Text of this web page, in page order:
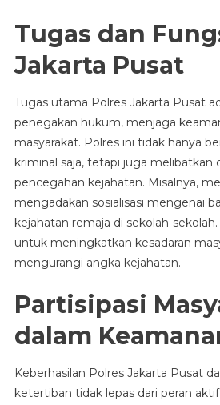
Tugas dan
Jakarta Pusat
Tugas utama Polres Jakarta Pusat
penegakan hukum, menjaga
masyarakat. Polres ini tidak hanya
kriminal saja, tetapi juga melibatkan
pencegahan kejahatan. Misalnya,
mengadakan sosialisasi mengenai
kejahatan remaja di sekolah-
untuk meningkatkan kesadaran
mengurangi angka kejahatan.
Partisipasi
dalam
Keberhasilan Polres Jakarta Pusat
ketertiban tidak lepas dari peran